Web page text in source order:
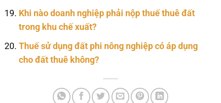
Khi nào doanh nghiệp phải nộp thuế thuê đất
trong khu chế xuất?
Thuế sử dụng đất phi nông nghiệp có áp dụng
cho đất thuê không?